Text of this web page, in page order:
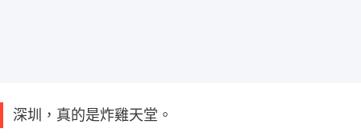
深圳，真的是炸雞天堂。